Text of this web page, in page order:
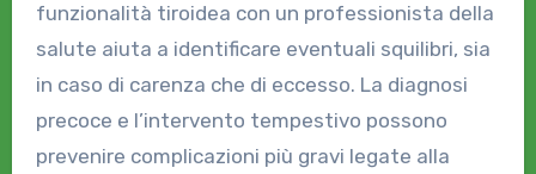
funzionalità tiroidea con un professionista della
salute aiuta a identificare eventuali squilibri, sia
in caso di carenza che di eccesso. La diagnosi
precoce e l’intervento tempestivo possono
prevenire complicazioni più gravi legate alla